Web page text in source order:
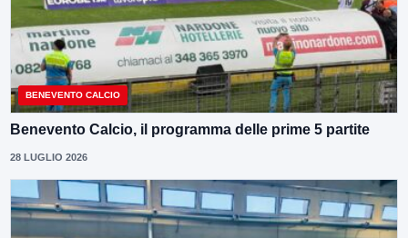
BENEVENTO CALCIO
Benevento Calcio, il programma delle prime 5 partite
28 LUGLIO 2026